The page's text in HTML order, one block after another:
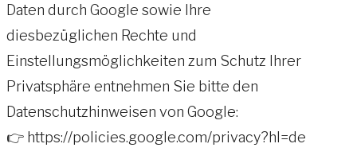
Daten durch Google sowie Ihre
diesbezüglichen Rechte und
Einstellungsmöglichkeiten zum Schutz Ihrer
Privatsphäre entnehmen Sie bitte den
Datenschutzhinweisen von Google:
👉 https://policies.google.com/privacy?hl=de